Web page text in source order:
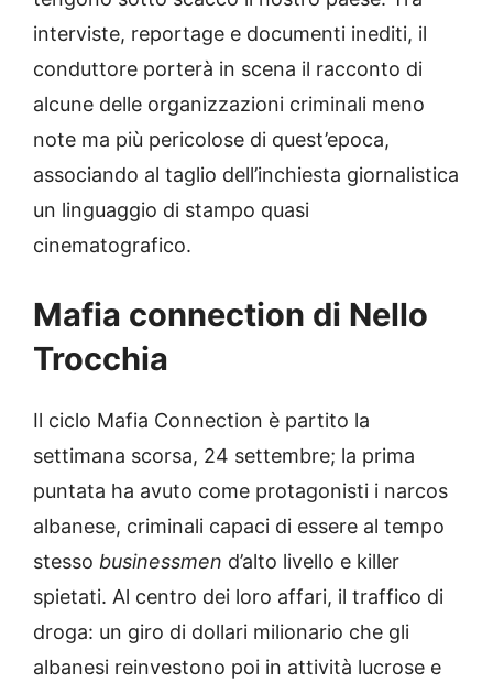
interviste, reportage e documenti inediti, il
conduttore porterà in scena il racconto di
alcune delle organizzazioni criminali meno
note ma più pericolose di quest’epoca,
associando al taglio dell’inchiesta giornalistica
un linguaggio di stampo quasi
cinematografico.
Mafia connection di Nello
Trocchia
Il ciclo Mafia Connection è partito la
settimana scorsa, 24 settembre; la prima
puntata ha avuto come protagonisti i narcos
albanese, criminali capaci di essere al tempo
stesso businessmen d’alto livello e killer
spietati. Al centro dei loro affari, il traffico di
droga: un giro di dollari milionario che gli
albanesi reinvestono poi in attività lucrose e